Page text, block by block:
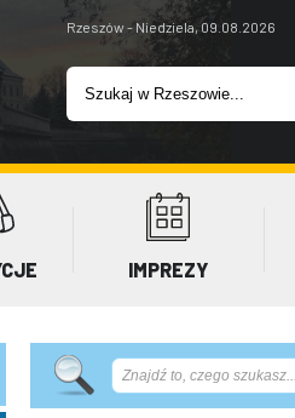
Rzeszów - Niedziela, 09.08.2026
IMPREZY